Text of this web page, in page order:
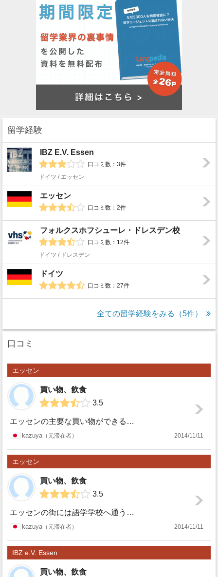
留学経験
IBZ E.V. Essen
口コミ数：3件
ドイツ / エッセン
エッセン
口コミ数：2件
フォルクスホフシューレ・ドレスデン校
口コミ数：12件
ドイツ / ドレスデン
ドイツ
口コミ数：27件
全ての留学経験をみる（5件）
口コミ
エッセン
エッセ
ン
買い物、飲食
3.5
エッセンの主要な買い物ができるところはエッセン中央駅をマクドナルド側の入口から出て目の前の歩行者天国がお買い物ストリートです。そこの通りはKettwige...
kazuya 元滞在者 2014/11/11
エッセン
エッセ
ン
買い物、飲食
3.5
エッセンの街には語学学校へ通うために数か月だけ住んでいました。エッセンに住んでいる日本人の方はなんだか少なかったです。隣の街にデュッセルドルフという日本人...
kazuya 元滞在者 2014/11/11
IBZ e.V. Essen
買い物、飲食